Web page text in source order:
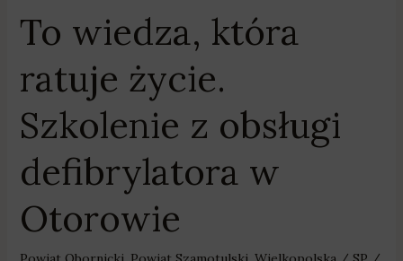
To wiedza, która
ratuje życie.
Szkolenie z obsługi
defibrylatora w
Otorowie
Otorowie